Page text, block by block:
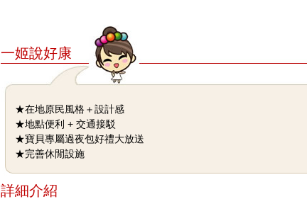
一姬說好康
★在地原民風格＋設計感
★地點便利 + 交通接駁
★寶貝專屬過夜包好禮大放送
★完善休閒設施
詳細介紹